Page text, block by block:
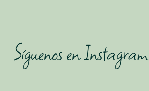
Síguenos en Instagram